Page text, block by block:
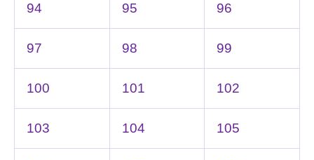
94 95 96
97 98 99
100 101 102
103 104 105